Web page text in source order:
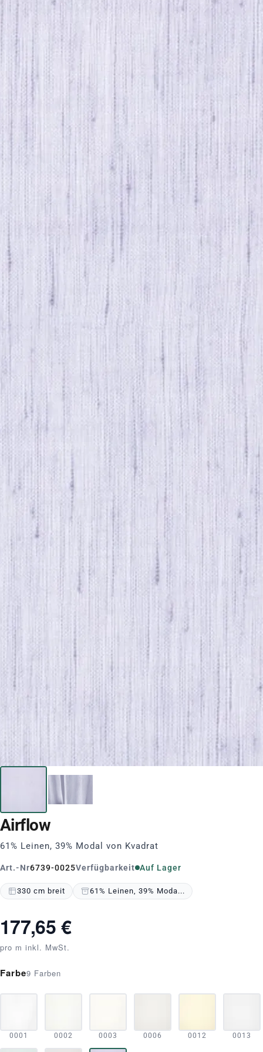
Airflow
61% Leinen, 39% Modal von Kvadrat
Art.-Nr6739-0025Verfügbarkeit Auf Lager
330 cm breit 61% Leinen, 39% Moda...
177,65 €
pro m inkl. MwSt.
Farbe9 Farben
0001 0002 0003 0006 0012 0013